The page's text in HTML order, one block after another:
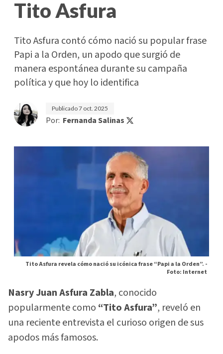
Tito Asfura
Tito Asfura contó cómo nació su popular frase
Papi a la Orden, un apodo que surgió de
manera espontánea durante su campaña
política y que hoy lo identifica
Publicado7 oct. 2025
Por: Fernanda Salinas
Tito Asfura revela cómo nació su icónica frase “Papi a la Orden”. -
Foto: Internet
Nasry Juan Asfura Zabla, conocido
popularmente como “Tito Asfura”, reveló en
una reciente entrevista el curioso origen de sus
apodos más famosos.